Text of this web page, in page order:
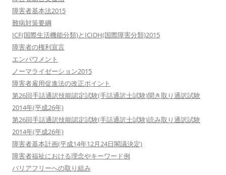
障害者基本法2015
難病対策要綱
ICF(国際生活機能分類)とICIDH(国際障害分類)2015
障害者の権利宣言
エンパワメント
ノーマライゼーション2015
障害者雇用促進法の改正ポイント
第26回手話通訳技能認定試験(手話通訳士試験)聞き取り通訳試験
2014年(平成26年)
第26回手話通訳技能認定試験(手話通訳士試験)読み取り通訳試験
2014年(平成26年)
障害者基本計画(平成14年12月24日閣議決定)
障害者福祉における理念やキーワード例
バリアフリーへの取り組み